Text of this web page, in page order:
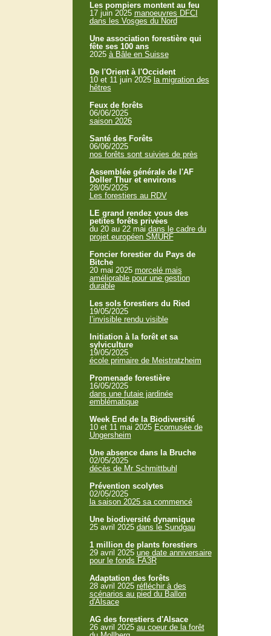
Les pompiers montent au feu
17 juin 2025 manoeuvres DFCI
dans les Vosges du Nord
Une association forestière qui
fête ses 100 ans
2025 à Bâle en Suisse
De l'Orient à l'Occident
10 et 11 juin 2025 la migration des
hêtres
Feux de forêts
06/06/2025
saison 2026
Santé des Forêts
06/06/2025
nos forêts sont suivies de près
Assemblée générale de l'AF
Doller Thur et environs
28/05/2025
Les forestiers au RDV
LE grand rendez vous des
petites forêts privées
du 20 au 22 mai dans le cadre du
projet européen SMURF
Foncier forestier du Pays de
Bitche
20 mai 2025 morcelé mais
améliorable pour une gestion
durable
Les sols forestiers du Ried
19/05/2025
l’invisible rendu visible
Initiation à la forêt et sa
sylviculture
19/05/2025
école primaire de Meistratzheim
Promenade forestière
16/05/2025
dans une futaie jardinée
emblématique
Week End de la Biodiversité
10 et 11 mai 2025 Ecomusée de
Ungersheim
Une absence dans la Bruche
02/05/2025
décès de Mr Schmittbuhl
Prévention scolytes
02/05/2025
la saison 2025 sa commencé
Une biodiversité dynamique
25 avril 2025 dans le Sundgau
1 million de plants forestiers
29 avril 2025 une date anniversaire
pour le fonds FA3R
Adaptation des forêts
28 avril 2025 réfléchir à des
scénarios au pied du Ballon
d'Alsace
AG des forestiers d'Alsace
26 avril 2025 au coeur de la forêt